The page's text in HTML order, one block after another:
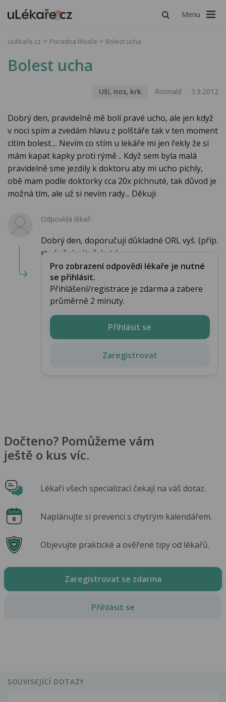
Menu
uLékaře.cz Poradna lékaře Bolest ucha
Bolest ucha
Uši, nos, krk Ronnald 3.9.2012
Dobrý den, pravidelně mě bolí pravé ucho, ale jen když
v noci spím a zvedám hlavu z polštáře tak v ten moment
cítím bolest.... Nevím co stím u lekáře mi jen řekly že si
mám kapat kapky proti rýmě .. Když sem byla malá
pravidelně sme jezdily k doktoru aby mi ucho píchly,
obě mam podle doktorky cca 20x píchnuté, tak důvod je
možná tím, ale už si nevím rady... Děkuji
Odpovídá lékař:
Dobrý den, doporučuji důkladné ORL vyš. (příp.
rtg krční páteře) atd....
Pro zobrazení odpovědi lékaře je nutné
se přihlásit.
Přihlášení/registrace je zdarma a zabere
průměrně 2 minuty.
Přihlásit se
Zaregistrovat
Dočteno? Pomůžeme vám
ještě o kus víc.
Lékaři všech specializací čekají na váš dotaz.
Naplánujte si prevenci s chytrým kalendářem.
Objevujte praktické a ověřené tipy od lékařů.
Zaregistrovat se zdarma
Přihlásit se
SOUVISEJÍCÍ DOTAZY